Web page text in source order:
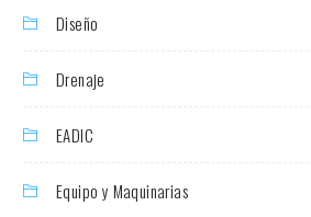
Diseño
Drenaje
EADIC
Equipo y Maquinarias